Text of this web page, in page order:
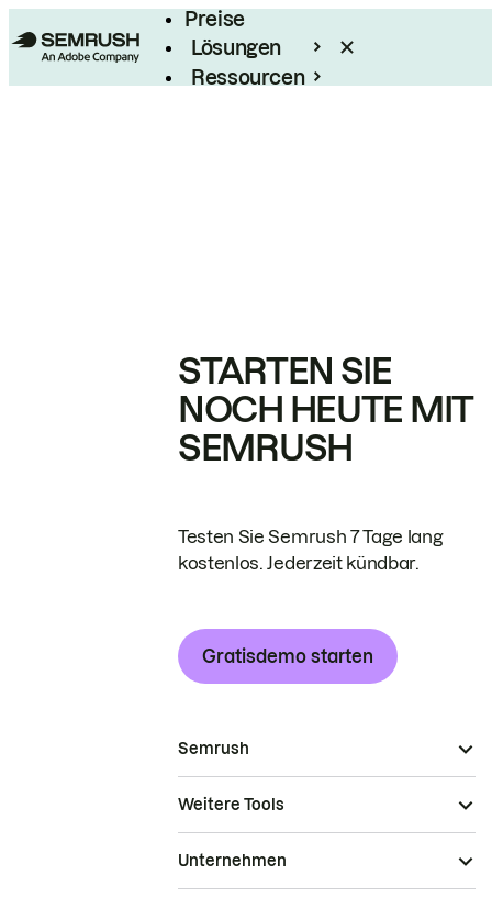
Preise
Lösungen
Ressourcen
STARTEN SIE
NOCH HEUTE MIT
SEMRUSH
Testen Sie Semrush 7 Tage lang
kostenlos. Jederzeit kündbar.
Gratisdemo starten
Semrush
Weitere Tools
Unternehmen